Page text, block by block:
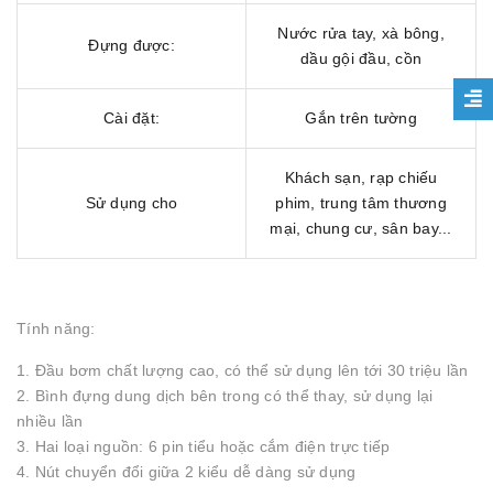
Đựng được:
Nước rửa tay, xà bông,
dầu gội đầu, cồn
Cài đặt: Gắn trên tường
Sử dụng cho
Khách sạn, rạp chiếu
phim, trung tâm thương
mại, chung cư, sân bay...
Tính năng:
1. Đầu bơm chất lượng cao, có thể sử dụng lên tới 30 triệu lần
2. Bình đựng dung dịch bên trong có thể thay, sử dụng lại
nhiều lần
3. Hai loại nguồn: 6 pin tiểu hoặc cắm điện trực tiếp
4. Nút chuyển đổi giữa 2 kiểu dễ dàng sử dụng